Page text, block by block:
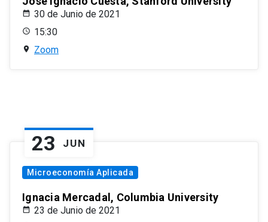
30 de Junio de 2021
15:30
Zoom
23 JUN
Microeconomía Aplicada
Ignacia Mercadal, Columbia University
23 de Junio de 2021